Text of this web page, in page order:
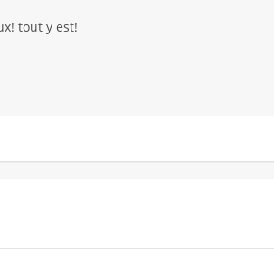
tout y est!